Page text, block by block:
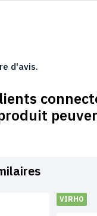
d'avis.
VIRHO